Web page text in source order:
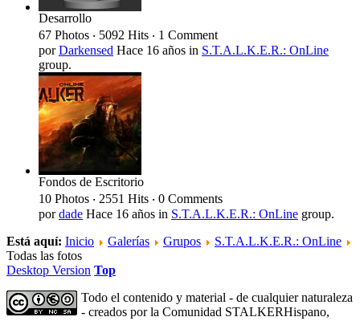
Desarrollo
67 Photos ‧ 5092 Hits ‧ 1 Comment
porDarkensed Hace 16 años in S.T.A.L.K.E.R.: OnLine
group.
Fondos de Escritorio
10 Photos ‧ 2551 Hits ‧ 0 Comments
pordade Hace 16 años in S.T.A.L.K.E.R.: OnLine group.
Está aquí: Inicio Galerías Grupos
S.T.A.L.K.E.R.: OnLine
Todas las fotos
Desktop Version Top
Todo el contenido y material - de cualquier naturaleza
- creados por la Comunidad STALKERHispano,